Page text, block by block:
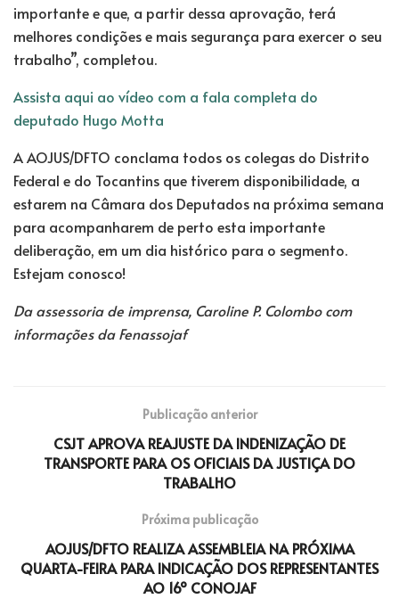
importante e que, a partir dessa aprovação, terá
melhores condições e mais segurança para exercer o seu
trabalho”, completou.
Assista aqui ao vídeo com a fala completa do
deputado Hugo Motta
A AOJUS/DFTO conclama todos os colegas do Distrito
Federal e do Tocantins que tiverem disponibilidade, a
estarem na Câmara dos Deputados na próxima semana
para acompanharem de perto esta importante
deliberação, em um dia histórico para o segmento.
Estejam conosco!
Da assessoria de imprensa, Caroline P. Colombo com
informações da Fenassojaf
Publicação anterior
CSJT APROVA REAJUSTE DA INDENIZAÇÃO DE
TRANSPORTE PARA OS OFICIAIS DA JUSTIÇA DO
TRABALHO
Próxima publicação
AOJUS/DFTO REALIZA ASSEMBLEIA NA PRÓXIMA
QUARTA-FEIRA PARA INDICAÇÃO DOS REPRESENTANTES
AO 16º CONOJAF